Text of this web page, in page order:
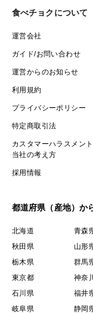
ご協力の程よろし
ご注文に際しての
大豆の選別に時間
け可能日から１
食べチョクについて
運営会社
ガイド/お問い合わせ
運営からのお知らせ
利用規約
プライバシーポリシー
特定商取引法
カスタマーハラスメン
当社の考え方
採用情報
都道府県（産地）か
北海道 青森
秋田県
山形
栃木県
群馬
東京都
神奈
石川県
福井
岐阜県
静岡